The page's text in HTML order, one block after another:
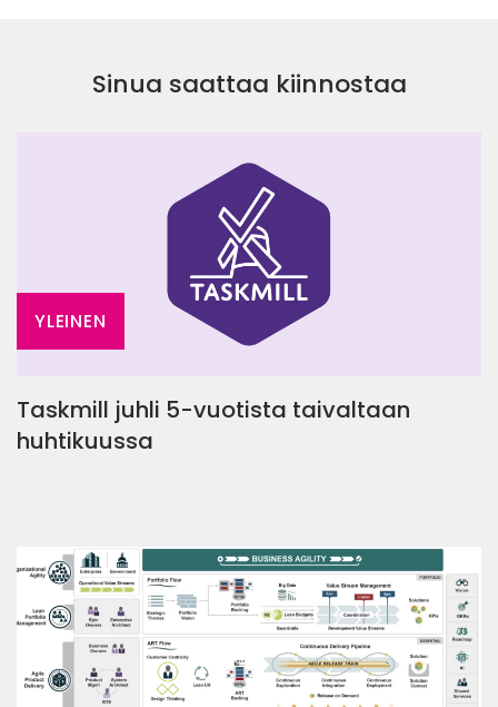
Sinua saattaa kiinnostaa
YLEINEN
Taskmill juhli 5-vuotista taivaltaan
huhtikuussa